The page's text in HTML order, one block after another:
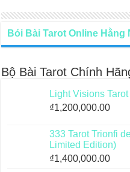
Bói Bài Tarot Online Hằng
Bộ Bài Tarot Chính
Light Visions Tarot
₫1,200,000.00
333 Tarot Trionfi
Limited Edition)
₫1,400,000.00